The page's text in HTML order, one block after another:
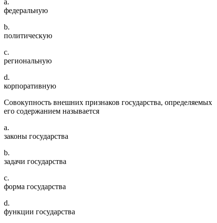
a.
федеральную
b.
политическую
c.
региональную
d.
корпоративную
Совокупность внешних признаков государства, определяемых
его содержанием называется
a.
законы государства
b.
задачи государства
c.
форма государства
d.
функции государства